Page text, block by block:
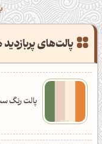
پالت‌های
پالت رنگ